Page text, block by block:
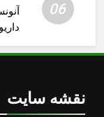
06
نقشه سایت